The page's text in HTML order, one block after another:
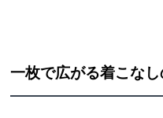
一枚で広がる着こな